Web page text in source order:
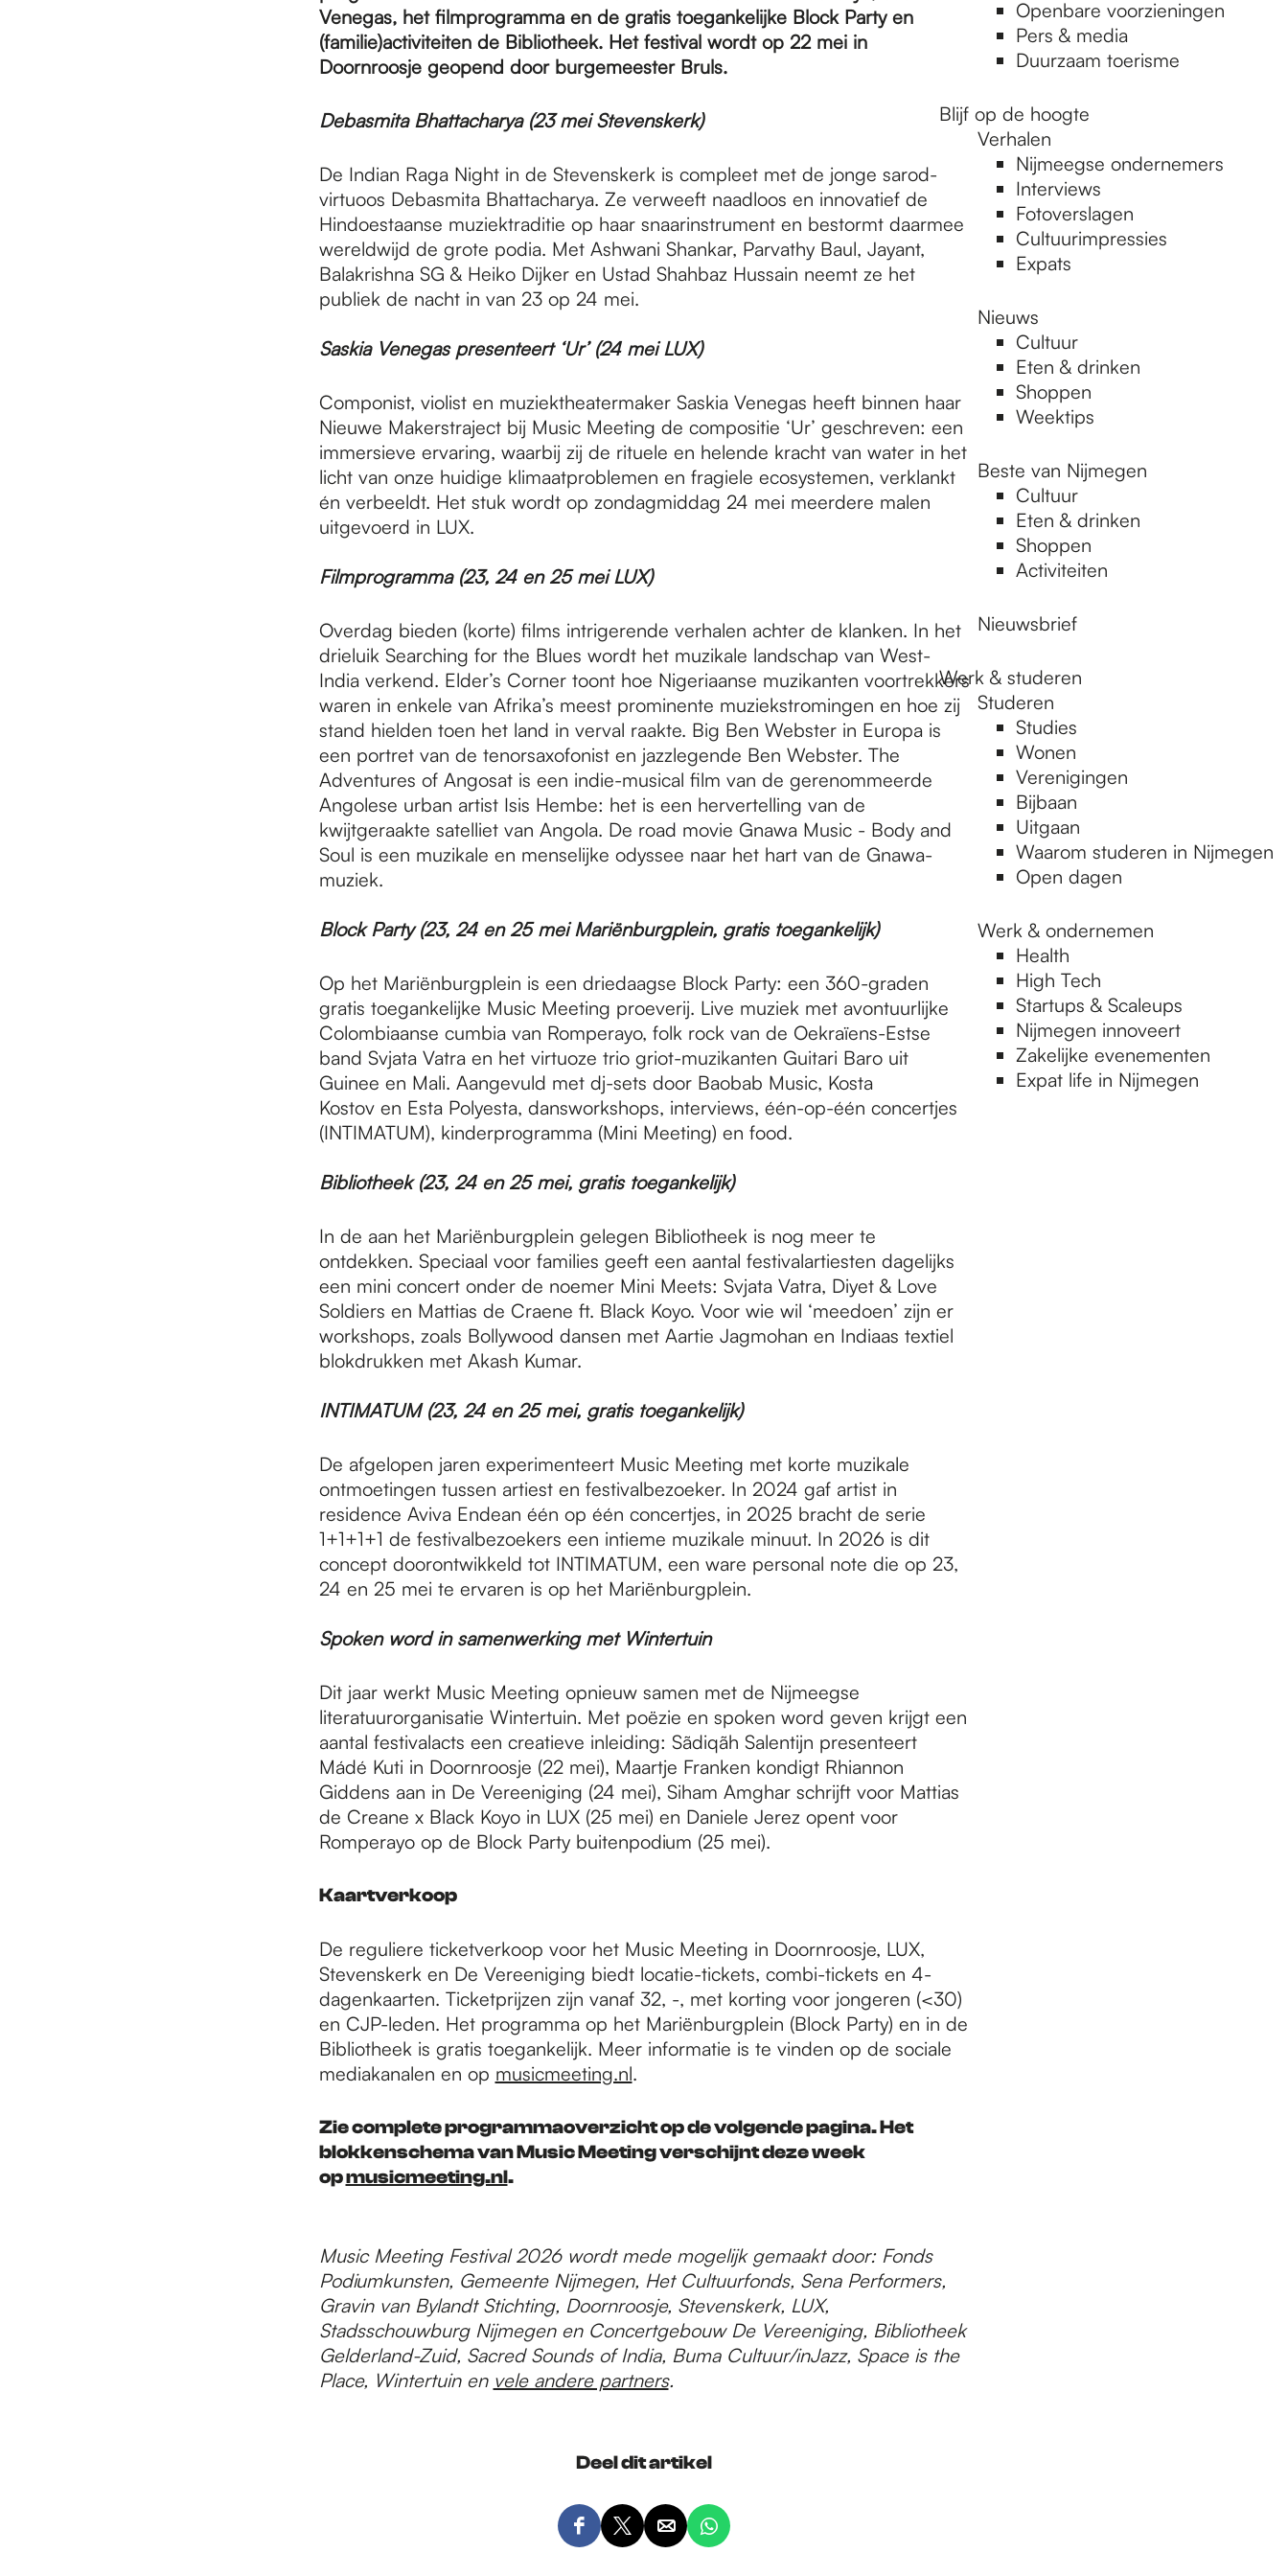
Openbare voorzieningen
Pers & media
Duurzaam toerisme
Blijf op de hoogte
Verhalen
Nijmeegse ondernemers
Interviews
Fotoverslagen
Cultuurimpressies
Expats
Nieuws
Cultuur
Eten & drinken
Shoppen
Weektips
Beste van Nijmegen
Cultuur
Eten & drinken
Shoppen
Activiteiten
Nieuwsbrief
Werk & studeren
Studeren
Studies
Wonen
Verenigingen
Bijbaan
Uitgaan
Waarom studeren in Nijmegen
Open dagen
Werk & ondernemen
Health
High Tech
Startups & Scaleups
Nijmegen innoveert
Zakelijke evenementen
Expat life in Nijmegen
Venegas, het filmprogramma en de gratis toegankelijke Block Party en
(familie)activiteiten de Bibliotheek. Het festival wordt op 22 mei in
Doornroosje geopend door burgemeester Bruls.
Debasmita Bhattacharya (23 mei Stevenskerk)
De Indian Raga Night in de Stevenskerk is compleet met de jonge sarod-
virtuoos Debasmita Bhattacharya. Ze verweeft naadloos en innovatief de
Hindoestaanse muziektraditie op haar snaarinstrument en bestormt daarmee
wereldwijd de grote podia. Met Ashwani Shankar, Parvathy Baul, Jayant,
Balakrishna SG & Heiko Dijker en Ustad Shahbaz Hussain neemt ze het
publiek de nacht in van 23 op 24 mei.
Saskia Venegas presenteert ‘Ur’ (24 mei LUX)
Componist, violist en muziektheatermaker Saskia Venegas heeft binnen haar
Nieuwe Makerstraject bij Music Meeting de compositie ‘Ur’ geschreven: een
immersieve ervaring, waarbij zij de rituele en helende kracht van water in het
licht van onze huidige klimaatproblemen en fragiele ecosystemen, verklankt
én verbeeldt. Het stuk wordt op zondagmiddag 24 mei meerdere malen
uitgevoerd in LUX.
Filmprogramma (23, 24 en 25 mei LUX)
Overdag bieden (korte) films intrigerende verhalen achter de klanken. In het
drieluik Searching for the Blues wordt het muzikale landschap van West-
India verkend. Elder’s Corner toont hoe Nigeriaanse muzikanten voortrekkers
waren in enkele van Afrika’s meest prominente muziekstromingen en hoe zij
stand hielden toen het land in verval raakte. Big Ben Webster in Europa is
een portret van de tenorsaxofonist en jazzlegende Ben Webster. The
Adventures of Angosat is een indie-musical film van de gerenommeerde
Angolese urban artist Isis Hembe: het is een hervertelling van de
kwijtgeraakte satelliet van Angola. De road movie Gnawa Music - Body and
Soul is een muzikale en menselijke odyssee naar het hart van de Gnawa-
muziek.
Block Party (23, 24 en 25 mei Mariënburgplein, gratis toegankelijk)
Op het Mariënburgplein is een driedaagse Block Party: een 360-graden
gratis toegankelijke Music Meeting proeverij. Live muziek met avontuurlijke
Colombiaanse cumbia van Romperayo, folk rock van de Oekraïens-Estse
band Svjata Vatra en het virtuoze trio griot-muzikanten Guitari Baro uit
Guinee en Mali. Aangevuld met dj-sets door Baobab Music, Kosta
Kostov en Esta Polyesta, dansworkshops, interviews, één-op-één concertjes
(INTIMATUM), kinderprogramma (Mini Meeting) en food.
Bibliotheek (23, 24 en 25 mei, gratis toegankelijk)
In de aan het Mariënburgplein gelegen Bibliotheek is nog meer te
ontdekken. Speciaal voor families geeft een aantal festivalartiesten dagelijks
een mini concert onder de noemer Mini Meets: Svjata Vatra, Diyet & Love
Soldiers en Mattias de Craene ft. Black Koyo. Voor wie wil ‘meedoen’ zijn er
workshops, zoals Bollywood dansen met Aartie Jagmohan en Indiaas textiel
blokdrukken met Akash Kumar.
INTIMATUM (23, 24 en 25 mei, gratis toegankelijk)
De afgelopen jaren experimenteert Music Meeting met korte muzikale
ontmoetingen tussen artiest en festivalbezoeker. In 2024 gaf artist in
residence Aviva Endean één op één concertjes, in 2025 bracht de serie
1+1+1+1 de festivalbezoekers een intieme muzikale minuut. In 2026 is dit
concept doorontwikkeld tot INTIMATUM, een ware personal note die op 23,
24 en 25 mei te ervaren is op het Mariënburgplein.
Spoken word in samenwerking met Wintertuin
Dit jaar werkt Music Meeting opnieuw samen met de Nijmeegse
literatuurorganisatie Wintertuin. Met poëzie en spoken word geven krijgt een
aantal festivalacts een creatieve inleiding: Sãdiqãh Salentijn presenteert
Mádé Kuti in Doornroosje (22 mei), Maartje Franken kondigt Rhiannon
Giddens aan in De Vereeniging (24 mei), Siham Amghar schrijft voor Mattias
de Creane x Black Koyo in LUX (25 mei) en Daniele Jerez opent voor
Romperayo op de Block Party buitenpodium (25 mei).
Kaartverkoop
De reguliere ticketverkoop voor het Music Meeting in Doornroosje, LUX,
Stevenskerk en De Vereeniging biedt locatie-tickets, combi-tickets en 4-
dagenkaarten. Ticketprijzen zijn vanaf 32, -, met korting voor jongeren (<30)
en CJP-leden. Het programma op het Mariënburgplein (Block Party) en in de
Bibliotheek is gratis toegankelijk. Meer informatie is te vinden op de sociale
mediakanalen en op musicmeeting.nl.
Zie complete programmaoverzicht op de volgende pagina. Het
blokkenschema van Music Meeting verschijnt deze week
opmusicmeeting.nl.
Music Meeting Festival 2026 wordt mede mogelijk gemaakt door: Fonds
Podiumkunsten, Gemeente Nijmegen, Het Cultuurfonds, Sena Performers,
Gravin van Bylandt Stichting, Doornroosje, Stevenskerk, LUX,
Stadsschouwburg Nijmegen en Concertgebouw De Vereeniging, Bibliotheek
Gelderland-Zuid, Sacred Sounds of India, Buma Cultuur/inJazz, Space is the
Place, Wintertuin en vele andere partners.
Deel dit artikel
D
D
D
D